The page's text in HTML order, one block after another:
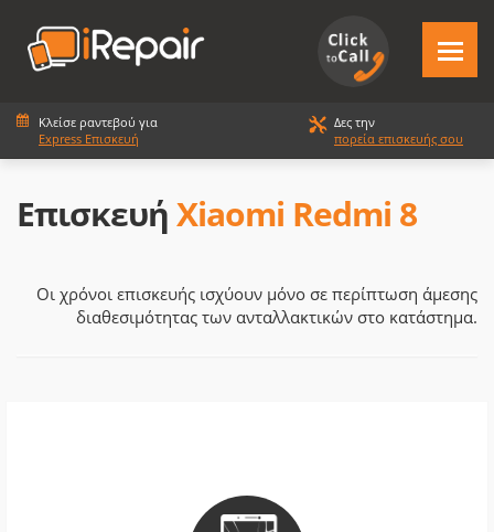
Κλείσε ραντεβού για
Express Επισκευή
Δες την
πορεία επισκευής σου
ΕπισκευήXiaomi Redmi 8
Οι χρόνοι επισκευής ισχύουν μόνο σε περίπτωση άμεσης
διαθεσιμότητας των ανταλλακτικών στο κατάστημα.